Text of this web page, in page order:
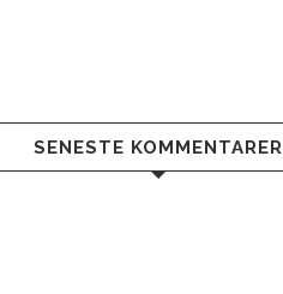
SENESTE KOMMENTARER